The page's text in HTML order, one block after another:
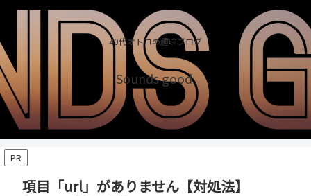
40代オトコの趣味ブログ
Sounds good.
PR
項目「url」がありません【対処法】